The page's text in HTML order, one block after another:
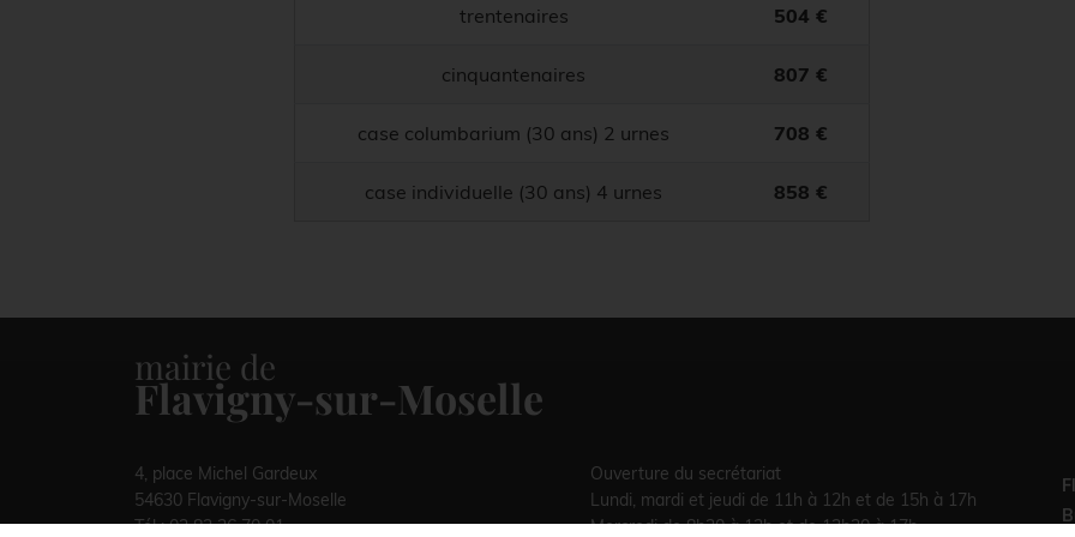
trentenaires 504 €
cinquantenaires 807 €
case columbarium (30 ans) 2 urnes 708 €
case individuelle (30 ans) 4 urnes 858 €
mairie de
Flavigny-sur-Moselle
4, place Michel Gardeux
54630 Flavigny-sur-Moselle
Tél :03 83 26 70 01
Ouverture du secrétariat
Lundi, mardi et jeudi de 11h à 12h et de 15h à 17h
Mercredi de 8h30 à 12h et de 13h30 à 17h